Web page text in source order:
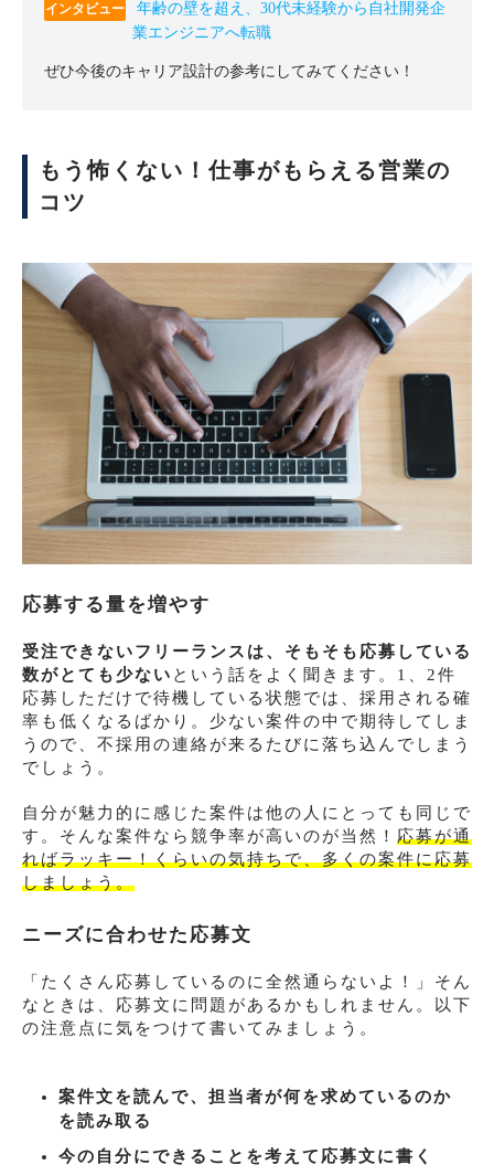
年齢の壁を超え、30代未経験から自社開発企
業エンジニアへ転職
ぜひ今後のキャリア設計の参考にしてみてください！
もう怖くない！仕事がもらえる営業の
コツ
応募する量を増やす
受注できないフリーランスは、そもそも応募している
数がとても少ない という話をよく聞きます。1、2件
応募しただけで待機している状態では、採用される確
率も低くなるばかり。少ない案件の中で期待してしま
うので、不採用の連絡が来るたびに落ち込んでしまう
でしょう。
自分が魅力的に感じた案件は他の人にとっても同じで
す。そんな案件なら競争率が高いのが当然！ 応募が通
ればラッキー！くらいの気持ちで、多くの案件に応募
しましょう。
ニーズに合わせた応募文
「たくさん応募しているのに全然通らないよ！」そん
なときは、応募文に問題があるかもしれません。以下
の注意点に気をつけて書いてみましょう。
案件文を読んで、担当者が何を求めているのか
を読み取る
今の自分にできることを考えて応募文に書く